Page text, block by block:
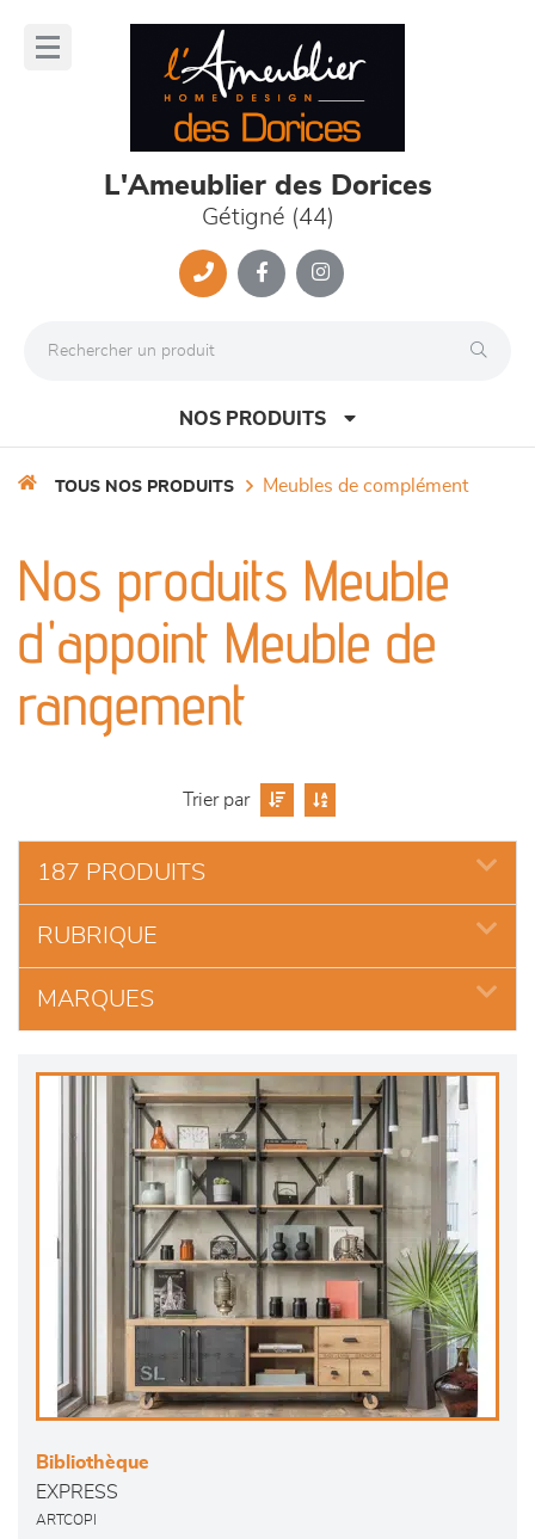
L'Ameublier des Dorices
Gétigné (44)
NOS PRODUITS
séjours
meubles de complément
chambres et dressing
outdoor
décoration
TOUS NOS PRODUITS meubles de complément
Nos produits Meuble
d'appoint Meuble de
rangement
Trier par
187 PRODUITS
RUBRIQUE
MARQUES
Bibliothèque
EXPRESS
ARTCOPI